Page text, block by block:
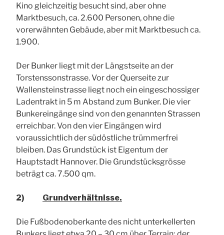
Kino gleichzeitig besucht sind, aber ohne
Marktbesuch, ca. 2.600 Personen, ohne die
vorerwähnten Gebäude, aber mit Marktbesuch ca.
1.900.
Der Bunker liegt mit der Längstseite an der
Torstenssonstrasse. Vor der Querseite zur
Wallensteinstrasse liegt noch ein eingeschossiger
Ladentrakt in 5 m Abstand zum Bunker. Die vier
Bunkereingänge sind von den genannten Strassen
erreichbar. Von den vier Eingängen wird
voraussichtlich der südöstliche trümmerfrei
bleiben. Das Grundstück ist Eigentum der
Hauptstadt Hannover. Die Grundstücksgrösse
beträgt ca. 7.500 qm.
2) Grundverhältnisse.
Die Fußbodenoberkante des nicht unterkellerten